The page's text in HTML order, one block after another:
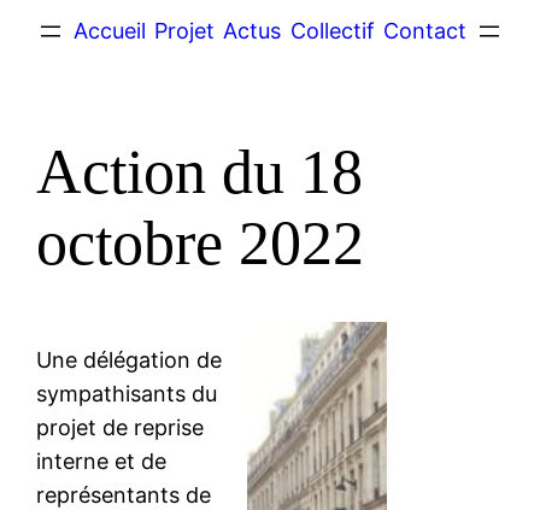
Accueil Projet Actus Collectif Contact
Action du 18
octobre 2022
Une délégation de
sympathisants du
projet de reprise
interne et de
représentants de